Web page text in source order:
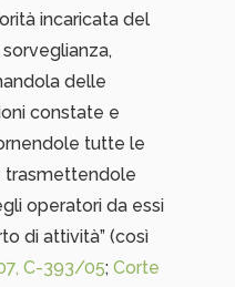
incaricata del
delle
constate e
tutte le
trasmettendole
operatori da essi
di attività” (così
C-393/05; Corte